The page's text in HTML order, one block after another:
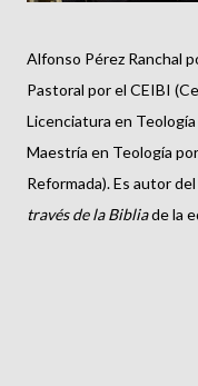
Alfonso Pérez Ranchal
Pastoral por el CEIBI
Licenciatura en
Maestría en Teología
Reformada). Es autor
través de la Bibliade la